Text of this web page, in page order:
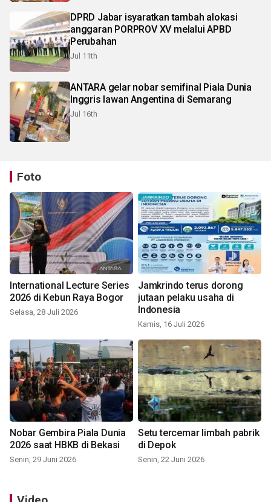
DPRD Jabar isyaratkan tambah alokasi
anggaran PORPROV XV melalui APBD
Perubahan
Jul 11th
ANTARA gelar nobar semifinal Piala Dunia
Inggris lawan Angentina di Semarang
Jul 16th
Foto
International Lecture Series
2026 di Kebun Raya Bogor
Selasa, 28 Juli 2026
Jamkrindo terus dorong
jutaan pelaku usaha di
Indonesia
Kamis, 16 Juli 2026
Nobar Gembira Piala Dunia
2026 saat HBKB di Bekasi
Senin, 29 Juni 2026
Setu tercemar limbah pabrik
di Depok
Senin, 22 Juni 2026